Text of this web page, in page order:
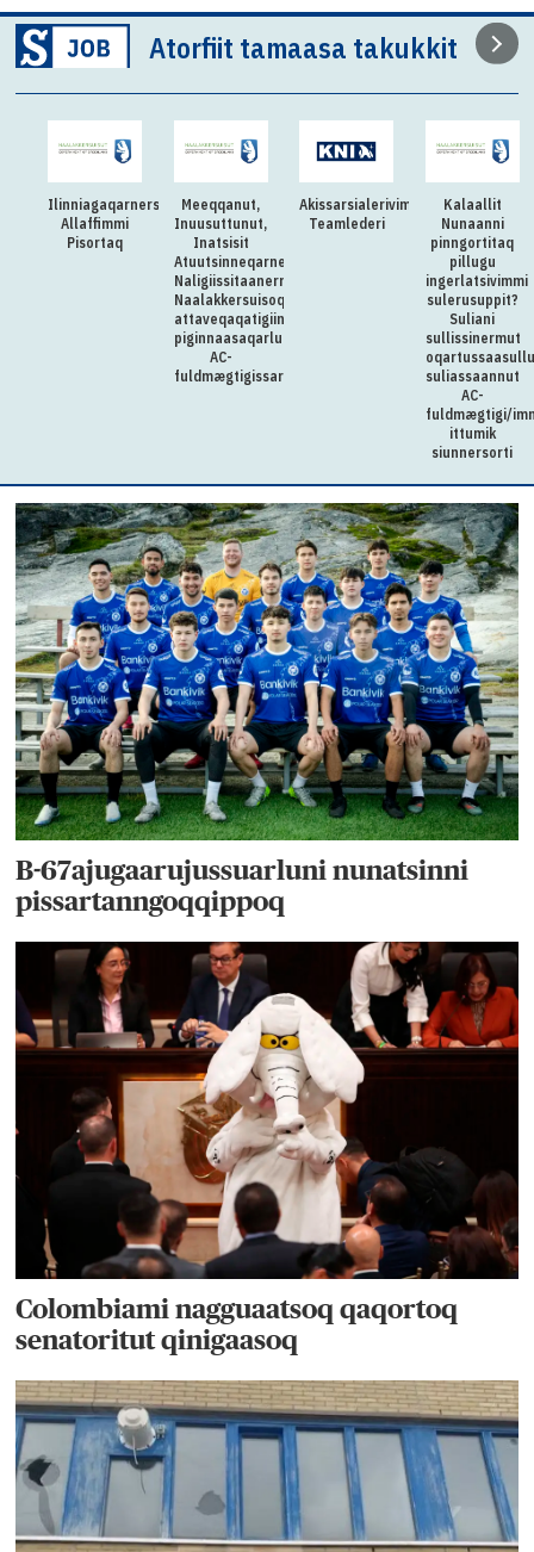
Atorfiit tamaasa takukkit
Ilinniagaqarnersiuteqartitsivimmi
Allaffimmi
Pisortaq
Meeqqanut,
Inuusuttunut,
Inatsisit
Atuutsinneqarnerannut
Naligiissitaanermullu
Naalakkersuisoqarfik
attaveqaqatigiinnermut
piginnaasaqarluartumik
AC-
fuldmægtigissarsiorpoq
Akissarsialerivimmi
Teamlederi
Kalaallit
Nunaanni
pinngortitaq
pillugu
ingerlatsivimmi
sulerusuppit?
Suliani
sullissinermut
oqartussaasullu
suliassaannut
AC-
fuldmægtigi/
ittumik
siunnersorti
B-67ajugaarujussuarluni nunatsinni
pissartanngoqqippoq
Colombiami nagguaatsoq qaqortoq
senatoritut qinigaasoq